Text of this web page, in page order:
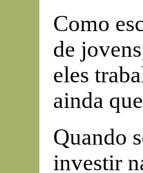
Como
de
eles
ainda
Quando
investir